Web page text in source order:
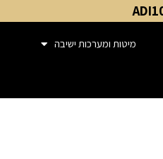
מיטות ומערכות ישיבה